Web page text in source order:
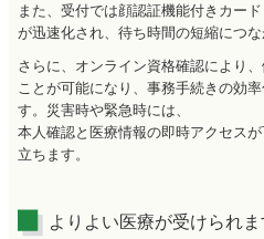
また、受付では顔認証機能付きカー
が迅速化され、待ち時間の短縮につな
さらに、オンライン資格確認により
ことが可能になり、事務手続きの効
す。災害時や緊急時には、
本人確認と医療情報の即時アクセス
立ちます。
よりよい医療が受けられま